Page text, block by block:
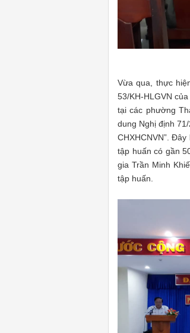
Vừa qua, thực
53/KH-HLGVN
tại các phường
dung Nghị định
CHXHCNVN”.
tập huấn có gần
gia Trần Minh
tập huấn.